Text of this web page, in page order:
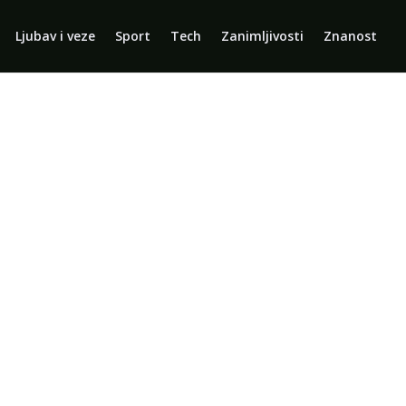
Ljubav i veze Sport Tech Zanimljivosti Znanost